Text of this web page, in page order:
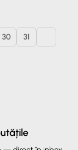
30 31